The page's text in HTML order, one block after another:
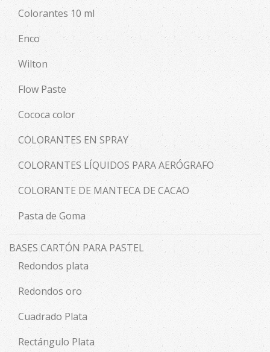
Colorantes 10 ml
Enco
Wilton
Flow Paste
Cococa color
COLORANTES EN SPRAY
COLORANTES LÍQUIDOS PARA AERÓGRAFO
COLORANTE DE MANTECA DE CACAO
Pasta de Goma
BASES CARTÓN PARA PASTEL
Redondos plata
Redondos oro
Cuadrado Plata
Rectángulo Plata